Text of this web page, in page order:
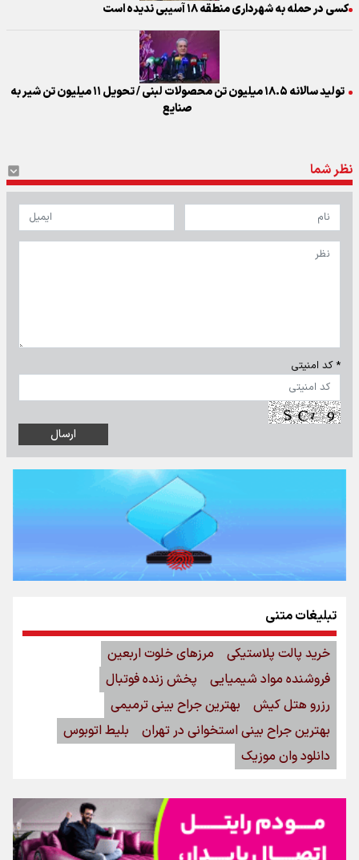
کسی در حمله به شهرداری منطقه ۱۸ آسیبی ندیده است
تولید سالانه ۱۸.۵ میلیون تن محصولات لبنی / تحویل ۱۱ میلیون تن شیر به
صنایع
نظر شما
* کد امنیتی
تبلیغات متنی
خرید پالت پلاستیکی
مرزهای خلوت اربعین
فروشنده مواد شیمیایی
پخش زنده فوتبال
رزرو هتل کیش
بهترین جراح بینی ترمیمی
بهترین جراح بینی استخوانی در تهران
بلیط اتوبوس
دانلود وان موزیک